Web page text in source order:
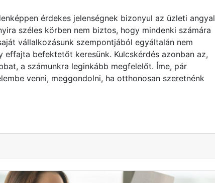
érdekes jelenségnek bizonyul az üzleti angyal
széles körben nem biztos, hogy mindenki számára
vállalkozásunk szempontjából egyáltalán nem
effajta befektetőt keresünk. Kulcskérdés azonban az,
a számunkra leginkább megfelelőt. Íme, pár
venni, meggondolni, ha otthonosan szeretnénk